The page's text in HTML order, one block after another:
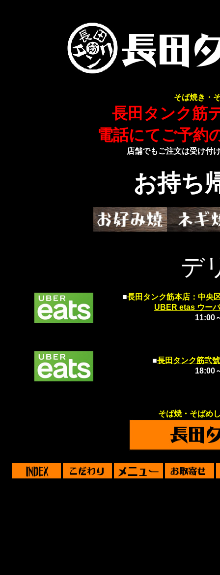
そば焼き・
長田タンク筋
電話にてご予約
店舗でもご注文は受け付
お持ち
デ
■長田タンク筋本店：中央
UBER etas ウー
11:00
■長田タンク筋弐
18:00
そば焼・そばめ